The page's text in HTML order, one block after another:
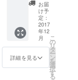
ポスト
カード
３枚
セッ
ト。 ----
-----------
-----------
-----------
-----------
---- 各商
なる場
合があ
りま
す。 ③
缶バッ
ジ3個
セット
※トップ
①手書
きお礼
状 ②M
サイズ
トート
（W36×
H37×D
11cm）
12oz
お届
け予
定：
2017
年12
月
詳細を見る
こ
の
リ
タ
ー
ン
を
選
択
す
る